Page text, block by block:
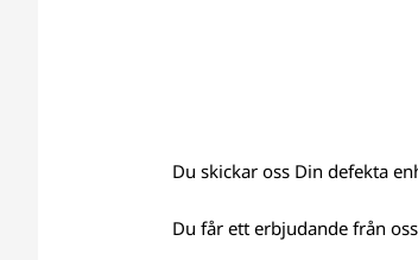
Du skickar oss Din defekta
Du får ett erbjudande från